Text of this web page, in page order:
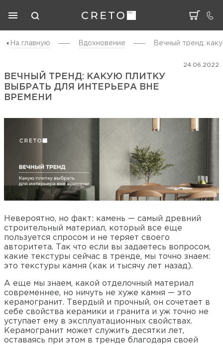
На главную Вдохновение Вечный тренд:
ВЕЧНЫЙ ТРЕНД: КАКУЮ ПЛИТКУ
ВЫБРАТЬ ДЛЯ ИНТЕРЬЕРА ВНЕ
ВРЕМЕНИ
24.06.2022
Невероятно, но факт: камень — самый древний
строительный материал, который все еще
пользуется спросом и не теряет своего
авторитета. Так что если вы задаетесь вопросом,
какие текстуры сейчас в тренде, мы точно знаем:
это текстуры камня (как и тысячу лет назад).
А еще мы знаем, какой отделочный материал
современнее, но ничуть не хуже камня — это
керамогранит. Твердый и прочный, он сочетает в
себе свойства керамики и гранита и уж точно не
уступает ему в эксплуатационных свойствах.
Керамогранит может служить десятки лет,
оставаясь при этом в тренде благодаря своей